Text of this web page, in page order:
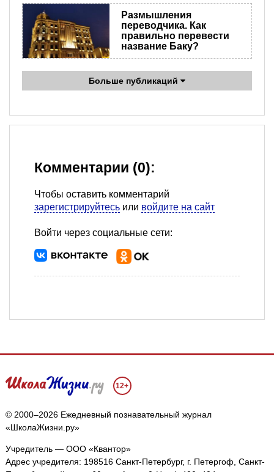
Размышления
переводчика. Как
правильно перевести
название Баку?
Больше публикаций
Комментарии (0):
Чтобы оставить комментарий
зарегистрируйтесь или войдите на сайт
Войти через социальные сети:
12+
© 2000–2026 Ежедневный познавательный журнал
«ШколаЖизни.ру»
Учредитель — ООО «Квантор»
Адрес учредителя: 198516 Санкт-Петербург, г. Петергоф, Санкт-